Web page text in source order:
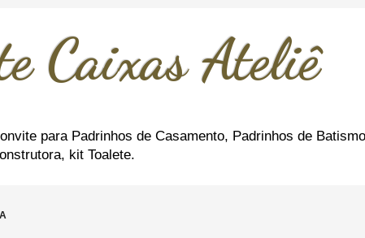
Caixas Ateliê
para Padrinhos de Casamento, Padrinhos de
kit Toalete.